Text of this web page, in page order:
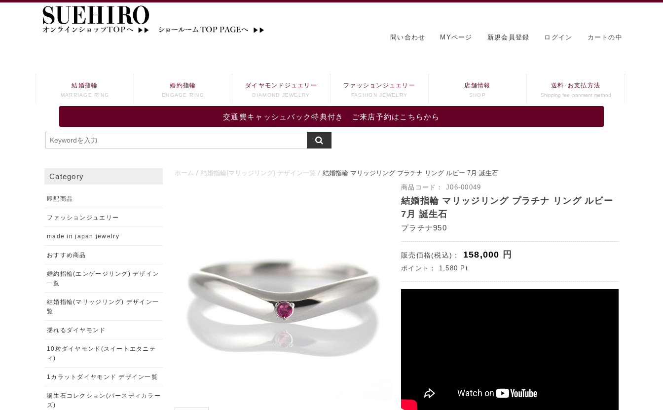
問い合わせ MYページ 新規会員登録 ログイン カートの中
交通費キャッシュバック特典付き ご来店予約はこちらから
結婚指輪
MARRIAGE RING
婚約指輪
ENGAGE RING
ダイヤモンドジュエリー
DIAMOND JEWELRY
ファッションジュエリー
FASHION JEWELRY
店舗情報
SHOP
送料･お支払方法
Shipping fee･panment method
ホーム 結婚指輪(マリッジリング) デザイン一覧 結婚指輪 マリッジリング プラチナ リング ルビー 7月 誕生石
商品コード： J06-00049
結婚指輪 マリッジリング プラチナ リング ルビー
7月 誕生石
プラチナ950
販売価格(税込)： 158,000 円
ポイント： 1,580 Pt
Category
即配商品
ファッションジュエリー
made in japan jewelry
おすすめ商品
婚約指輪(エンゲージリング) デザイン
一覧
結婚指輪(マリッジリング) デザイン一
覧
揺れるダイヤモンド
10粒ダイヤモンド(スイートエタニテ
ィ)
1カラットダイヤモンド デザイン一覧
誕生石コレクション(バースディカラー
ズ)